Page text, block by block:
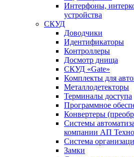
Интерфоны,
устройства
СКУД
Доводчики
Идентификаторы
Контроллеры
Досмотр днища
СКУД «Gate»
Комплекты для
Металлодетекторы
Терминалы доступа
Программное
Конвертеры
Системы
компании АП
Система
Замки